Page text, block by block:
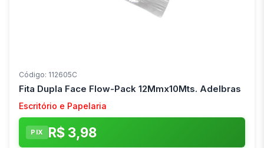
Código: 112605C
Fita Dupla Face Flow-Pack 12Mmx10Mts. Adelbras
Escritório e Papelaria
PIX R$ 3,98